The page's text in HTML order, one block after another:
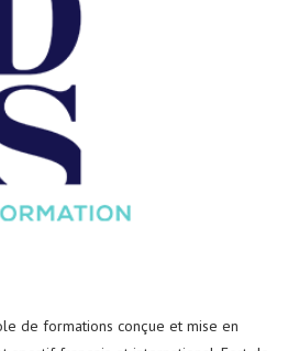
de formations conçue et mise en